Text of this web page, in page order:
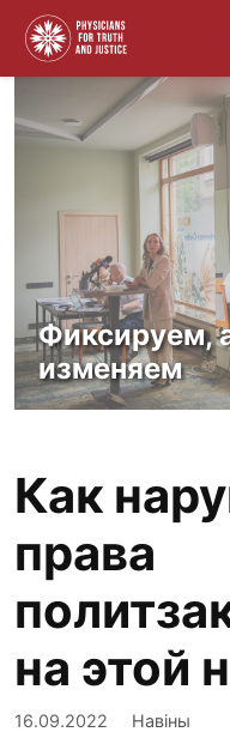
to
content
Фиксируем,
изменяем
Как
права
на этой
16.09.2022 Навіны